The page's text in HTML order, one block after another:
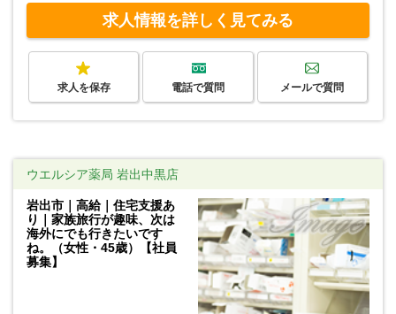
求人情報を詳しく見てみる
求人を保存 電話で質問 メールで質問
ウエルシア薬局 岩出中黒店
岩出市｜高給｜住宅支援あ
り｜家族旅行が趣味、次は
海外にでも行きたいです
ね。（女性・45歳）【社員
募集】